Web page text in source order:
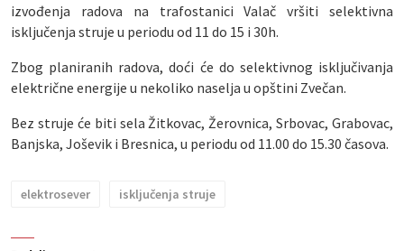
izvođenja radova na trafostanici Valač vršiti selektivna
isključenja struje u periodu od 11 do 15 i 30h.
Zbog planiranih radova, doći će do selektivnog isključivanja
električne energije u nekoliko naselja u opštini Zvečan.
Bez struje će biti sela Žitkovac, Žerovnica, Srbovac, Grabovac,
Banjska, Joševik i Bresnica, u periodu od 11.00 do 15.30 časova.
elektrosever isključenja struje